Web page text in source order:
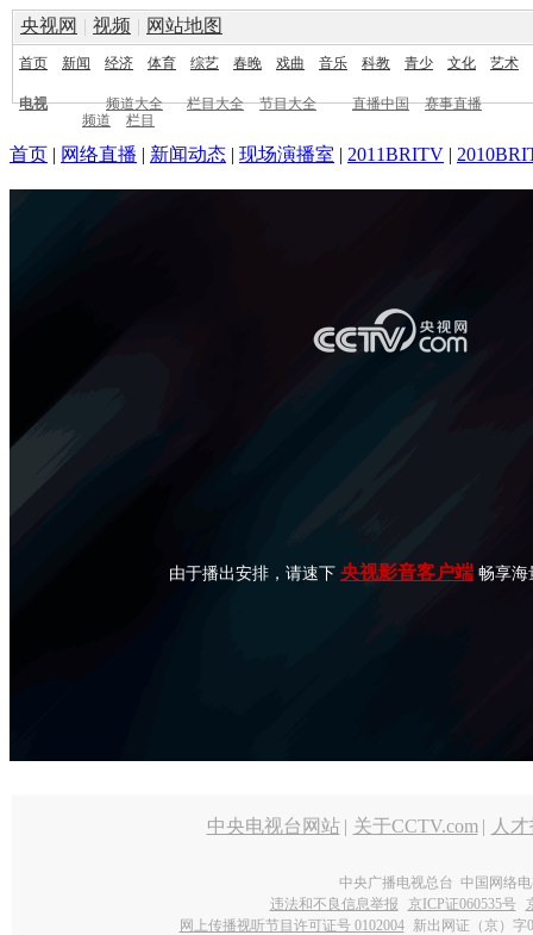
央视网 | 视频 | 网站地图
首页 新闻 经济 体育 综艺 春晚 戏曲 音乐 科教 青少 文化 艺术
电视 频道大全 栏目大全 节目大全 直播中国
赛事直播
频道
栏目
首页 | 网络直播 | 新闻动态 | 现场演播室 | 2011BRITV |
由于播出安排，请速下 央视影音客户端 畅享海
中央电视台网站 | 关于CCTV.com | 人
中央广播电视总台 中国网络
违法和不良信息举报
京ICP证060535号
网上传播视听节目许可证号 0102004 新出网证（京）